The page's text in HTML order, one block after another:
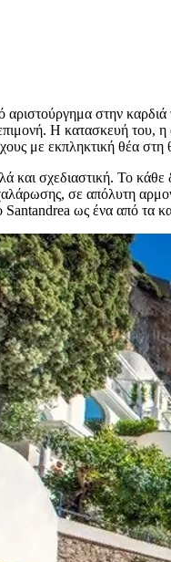
αριστούργημα στην
Η κατασκευή του,
με εκπληκτική θέα στη
και σχεδιαστική. Το κάθε
σε απόλυτη
ως ένα από τα